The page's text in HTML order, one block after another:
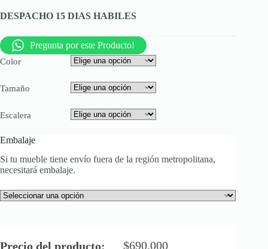
DESPACHO 15 DIAS HABILES
Pregunta por este Producto!
Color
Tamaño
Escalera
Embalaje
Si tu mueble tiene envío fuera de la región metropolitana,
necesitará embalaje.
Precio del producto: $690.000